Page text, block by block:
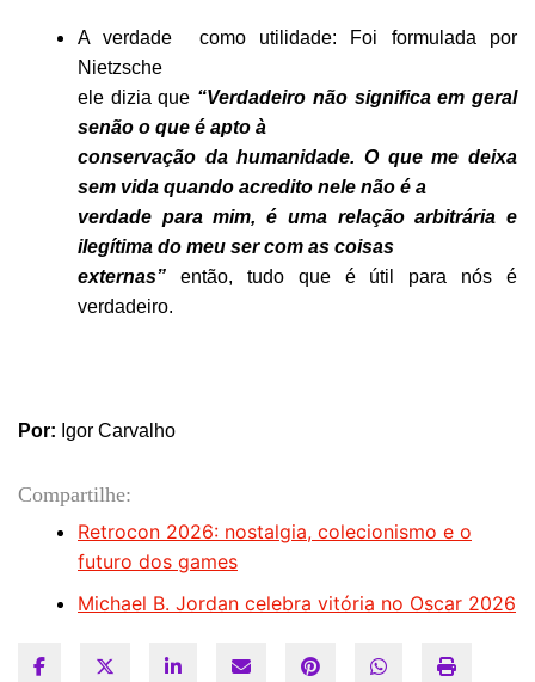
A verdade
como utilidade: Foi formulada por
Nietzsche
ele dizia que “Verdadeiro não significa em geral
senão o que é apto à
conservação da humanidade. O que me deixa
sem vida quando acredito nele não é a
verdade para mim, é uma relação arbitrária e
ilegítima do meu ser com as coisas
externas” então, tudo que é útil para nós é
verdadeiro.
Por: Igor Carvalho
Compartilhe:
Retrocon 2026: nostalgia, colecionismo e o
futuro dos games
Michael B. Jordan celebra vitória no Oscar 2026